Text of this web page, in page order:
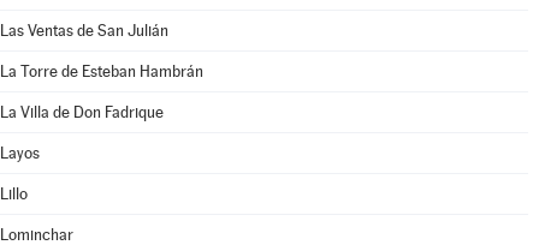
Las Ventas de San Julián
La Torre de Esteban Hambrán
La Villa de Don Fadrique
Layos
Lillo
Lominchar